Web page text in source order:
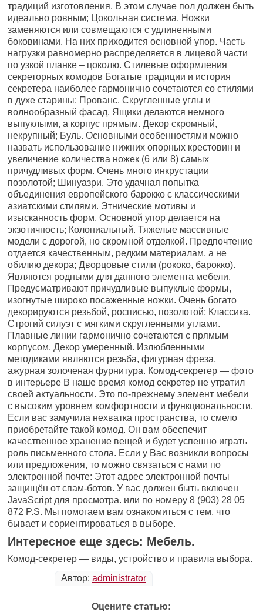
традиций изготовления. В этом случае пол должен быть
идеально ровным; Цокольная система. Ножки
заменяются или совмещаются с удлиненными
боковинами. На них приходится основной упор. Часть
нагрузки равномерно распределяется в лицевой части
по узкой планке – цоколю. Стилевые оформления
секреторных комодов Богатые традиции и история
секретера наиболее гармонично сочетаются со стилями
в духе старины: Прованс. Скругленные углы и
волнообразный фасад. Ящики делаются немного
выпуклыми, а корпус прямым. Декор скромный,
некрупный; Буль. Основными особенностями можно
назвать использование нижних опорных крестовин и
увеличение количества ножек (6 или 8) самых
причудливых форм. Очень много инкрустации
позолотой; Шинуазри. Это удачная попытка
объединения европейского барокко с классическими
азиатскими стилями. Этнические мотивы и
изысканность форм. Основной упор делается на
экзотичность; Колониальный. Тяжелые массивные
модели с дорогой, но скромной отделкой. Предпочтение
отдается качественным, редким материалам, а не
обилию декора; Дворцовые стили (рококо, барокко).
Являются родными для данного элемента мебели.
Предусматривают причудливые выпуклые формы,
изогнутые широко посаженные ножки. Очень богато
декорируются резьбой, росписью, позолотой; Классика.
Строгий силуэт с мягкими скругленными углами.
Плавные линии гармонично сочетаются с прямым
корпусом. Декор умеренный. Излюбленными
методиками являются резьба, фигурная фреза,
ажурная золоченая фурнитура. Комод-секретер — фото
в интерьере В наше время комод секретер не утратил
своей актуальности. Это по-прежнему элемент мебели
с высоким уровнем комфортности и функциональности.
Если вас замучила нехватка пространства, то смело
приобретайте такой комод. Он вам обеспечит
качественное хранение вещей и будет успешно играть
роль письменного стола. Если у Вас возникли вопросы
или предложения, то можно связаться с нами по
электронной почте: Этот адрес электронной почты
защищён от спам-ботов. У вас должен быть включен
JavaScript для просмотра. или по номеру 8 (903) 28 05
872 P.S. Мы помогаем вам ознакомиться с тем, что
бывает и сориентироваться в выборе.
Интересное еще здесь: Мебель.
Комод-секретер — виды, устройство и правила выбора.
Автор: administrator
Оцените статью: